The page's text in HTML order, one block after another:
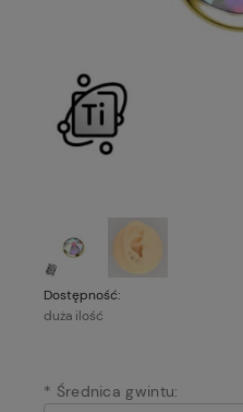
Dostępność:
duża ilość
* Średnica gwintu: